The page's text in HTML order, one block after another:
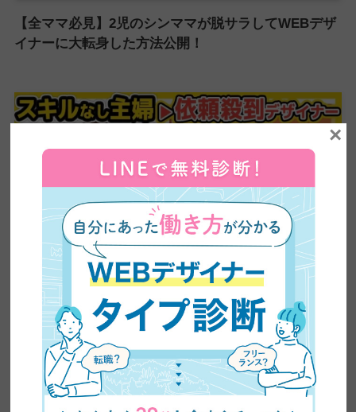
【全ママ必見】2児のシンママが脱サラしてWEBデザ
イナーに大転身した方法公開！
【超有益】平凡な主婦がビジネスセミナーに乗り込み
5ヶ月で60万円の副業収入を稼いだ方法を大公開！紹
介が止まらない売り込み術がやばい
×